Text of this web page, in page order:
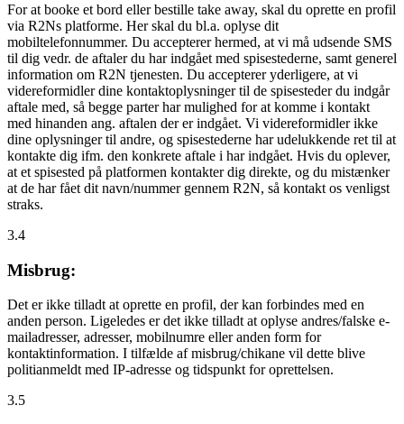
For at booke et bord eller bestille take away, skal du oprette en profil
via R2Ns platforme. Her skal du bl.a. oplyse dit
mobiltelefonnummer. Du accepterer hermed, at vi må udsende SMS
til dig vedr. de aftaler du har indgået med spisestederne, samt generel
information om R2N tjenesten. Du accepterer yderligere, at vi
videreformidler dine kontaktoplysninger til de spisesteder du indgår
aftale med, så begge parter har mulighed for at komme i kontakt
med hinanden ang. aftalen der er indgået. Vi videreformidler ikke
dine oplysninger til andre, og spisestederne har udelukkende ret til at
kontakte dig ifm. den konkrete aftale i har indgået. Hvis du oplever,
at et spisested på platformen kontakter dig direkte, og du mistænker
at de har fået dit navn/nummer gennem R2N, så kontakt os venligst
straks.
3.4
Misbrug:
Det er ikke tilladt at oprette en profil, der kan forbindes med en
anden person. Ligeledes er det ikke tilladt at oplyse andres/falske e-
mailadresser, adresser, mobilnumre eller anden form for
kontaktinformation. I tilfælde af misbrug/chikane vil dette blive
politianmeldt med IP-adresse og tidspunkt for oprettelsen.
3.5